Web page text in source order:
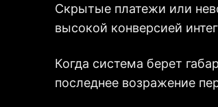
Скрытые платежи или
высокой конверсией
Когда система берет
последнее возражение